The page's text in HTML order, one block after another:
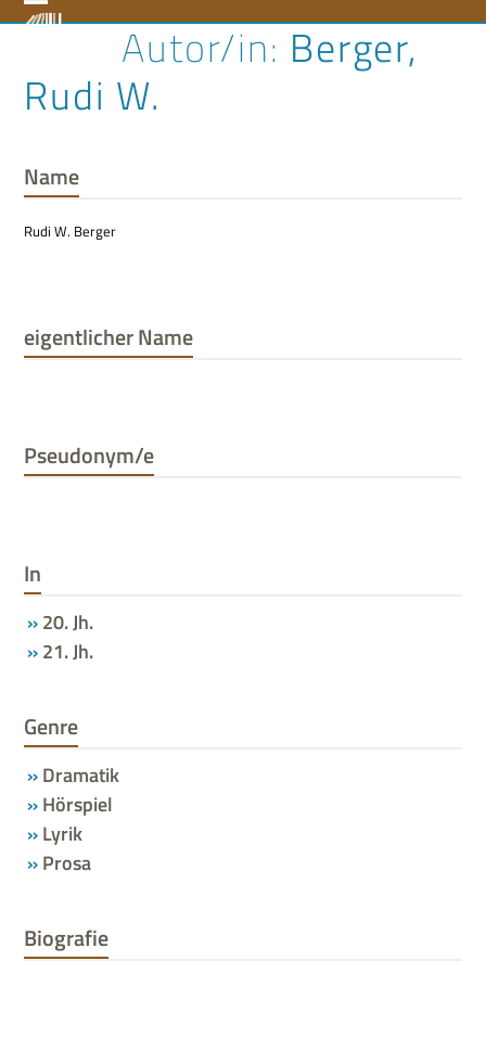
to Open
menu
Close
menu
Berger,
Rudi W.
Name
Rudi W. Berger
eigentlicher Name
Pseudonym/e
In
20. Jh.
21. Jh.
Genre
Dramatik
Hörspiel
Lyrik
Prosa
Biografie